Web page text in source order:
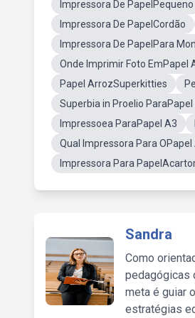
Impressora De PapelPequeno
Impressora De PapelCordão
Impressora De PapelPara
Onde Imprimir Foto EmPapel
Papel ArrozSuperkitties
Superbia in Proelio ParaPapel
Impressoea ParaPapel A3
Qual Impressora Para OPapel
Impressora Para
Sandra
Como
pedagógicas
meta é guiar
estratégias